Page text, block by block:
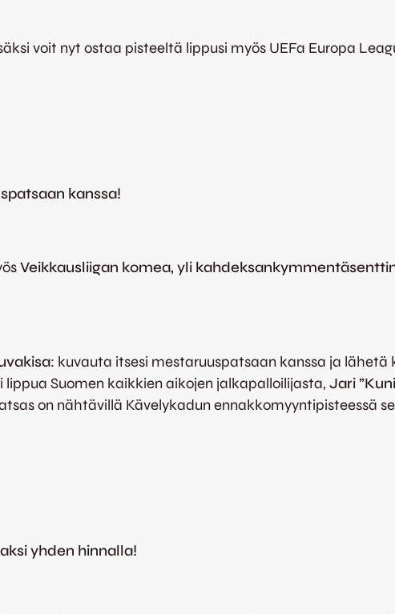
voit nyt ostaa pisteeltä lippusi myös UEFa Europa
kanssa!
Veikkausliigan komea, yli
: kuvauta itsesi mestaruuspatsaan kanssa ja
Suomen kaikkien aikojen jalkapalloilijasta, Jari
on nähtävillä Kävelykadun ennakkomyyntipisteessä
yhden hinnalla!